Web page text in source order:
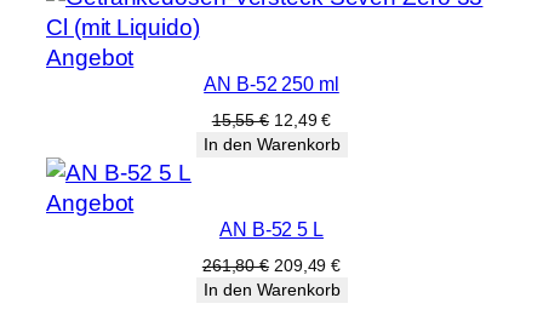
829,91 €663,89 €.
AngebotProdukt
Angebot
AN B-52 250 ml
15,55€ Ursprünglicher
Preis
12,49€Aktueller
Preis
In den Warenkorb
AngebotProdukt
Angebot
AN B-52 5 L
261,80€ Ursprünglicher
Preis
209,49€Aktueller
Preis
In den Warenkorb